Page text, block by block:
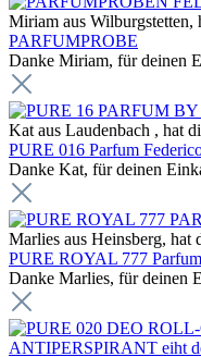
Miriam aus Wilburgstetten,
PARFUMPROBE
Danke Miriam, für deinen
Kat aus Laudenbach , hat
PURE 016 Parfum
Danke Kat, für deinen
Marlies aus Heinsberg, hat
PURE ROYAL 777
Danke Marlies, für deinen